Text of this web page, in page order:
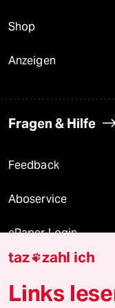
Shop
Anzeigen
Fragen & Hilfe
Feedback
Aboservice
ePaper Login
Downloads für
taz zahl ich
Links